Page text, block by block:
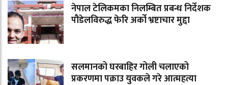
नेपाल टेलिकमका निलम्बित प्रबन्ध निर्देशक
पौडेलविरुद्ध फेरि अर्को भ्रष्टाचार मुद्दा
सलमानको घरबाहिर गोली चलाएको
प्रकरणमा पक्राउ युवकले गरे आत्महत्या